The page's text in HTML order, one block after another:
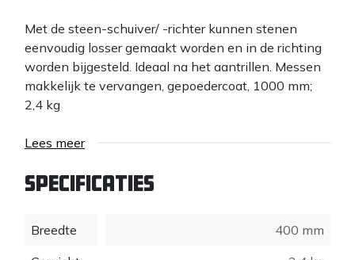
Met de steen-schuiver/ -richter kunnen stenen
eenvoudig losser gemaakt worden en in de richting
worden bijgesteld. Ideaal na het aantrillen. Messen
makkelijk te vervangen, gepoedercoat, 1000 mm;
2,4 kg
Lees meer
Specificaties
Breedte
400 mm